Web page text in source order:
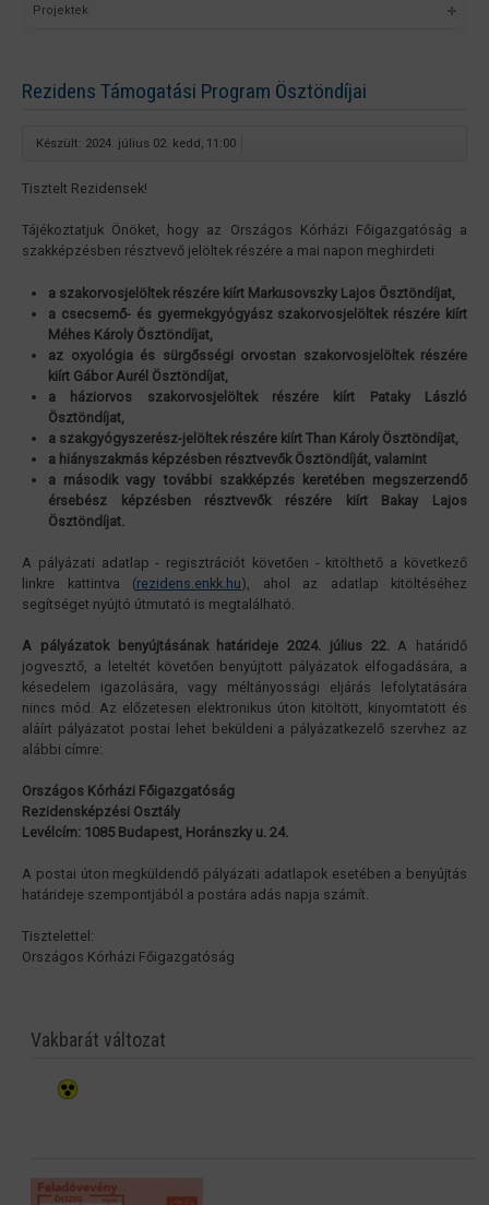
Projektek
Rezidens Támogatási Program Ösztöndíjai
Készült: 2024. július 02. kedd, 11:00
Tisztelt Rezidensek!
Tájékoztatjuk Önöket, hogy az Országos Kórházi Főigazgatóság a
szakképzésben résztvevő jelöltek részére a mai napon meghirdeti
a szakorvosjelöltek részére kiírt Markusovszky Lajos Ösztöndíjat,
a csecsemő- és gyermekgyógyász szakorvosjelöltek részére kiírt
Méhes Károly Ösztöndíjat,
az oxyológia és sürgősségi orvostan szakorvosjelöltek részére
kiírt Gábor Aurél Ösztöndíjat,
a háziorvos szakorvosjelöltek részére kiírt Pataky László
Ösztöndíjat,
a szakgyógyszerész-jelöltek részére kiírt Than Károly Ösztöndíjat,
a hiányszakmás képzésben résztvevők Ösztöndíját, valamint
a második vagy további szakképzés keretében megszerzendő
érsebész képzésben résztvevők részére kiírt Bakay Lajos
Ösztöndíjat.
A pályázati adatlap - regisztrációt követően - kitölthető a következő
linkre kattintva (rezidens.enkk.hu), ahol az adatlap kitöltéséhez
segítséget nyújtó útmutató is megtalálható.
A pályázatok benyújtásának határideje 2024. július 22.
A határidő
jogvesztő, a leteltét követően benyújtott pályázatok elfogadására, a
késedelem igazolására, vagy méltányossági eljárás lefolytatására
nincs mód. Az előzetesen elektronikus úton kitöltött, kinyomtatott és
aláírt pályázatot postai lehet beküldeni a pályázatkezelő szervhez az
alábbi címre:
Országos Kórházi Főigazgatóság
Rezidensképzési Osztály
Levélcím: 1085 Budapest, Horánszky u. 24.
A postai úton megküldendő pályázati adatlapok esetében a benyújtás
határideje szempontjából a postára adás napja számít.
Tisztelettel:
Országos Kórházi Főigazgatóság
Vakbarát változat